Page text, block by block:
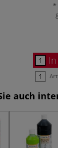
auch